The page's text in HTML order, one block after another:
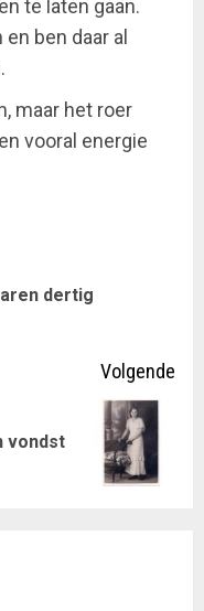
te laten gaan.
ben daar al
maar het roer
vooral energie
dertig
Volgende
vondst